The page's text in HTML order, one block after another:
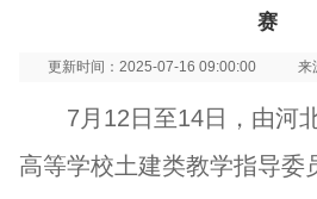
赛
更新时间：2025-07-16 09:00:00 来
7月12日至14日，由河
高等学校土建类教学指导委